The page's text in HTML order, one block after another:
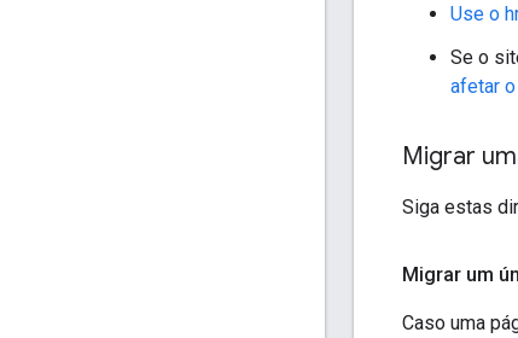
Use o
Se o
afetar
Migrar
Siga estas
Migrar um
Caso uma